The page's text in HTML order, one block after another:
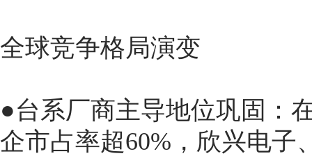
全球竞争格局演变
●台系厂商主导地位巩固：
企市占率超60%，欣兴电子